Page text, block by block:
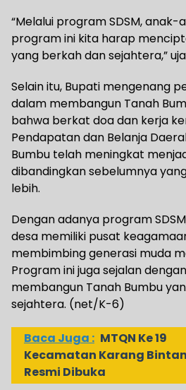
“Melalui program SDSM, anak-
program ini kita harap
yang berkah dan sejahtera,”
Selain itu, Bupati mengenang
dalam membangun Tanah
bahwa berkat doa dan kerja
Pendapatan dan Belanja
Bumbu telah meningkat
dibandingkan sebelumnya
lebih.
Dengan adanya program
desa memiliki pusat
membimbing generasi muda
Program ini juga sejalan
membangun Tanah Bumbu
sejahtera. (net/K-6)
Baca Juga : MTQN Ke 19
Kecamatan Karang
Resmi Dibuka